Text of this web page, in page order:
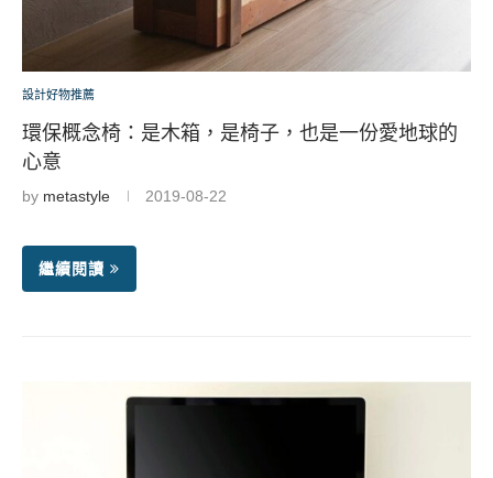
設計好物推薦
環保概念椅：是木箱，是椅子，也是一份愛地球的
心意
by metastyle 2019-08-22
繼續閱讀